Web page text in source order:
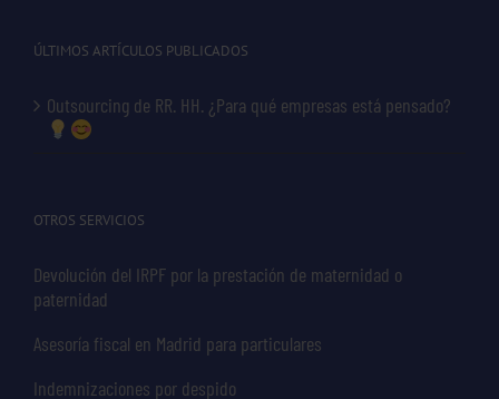
ÚLTIMOS ARTÍCULOS PUBLICADOS
Outsourcing de RR. HH. ¿Para qué empresas está pensado?
OTROS SERVICIOS
Devolución del IRPF por la prestación de maternidad o
paternidad
Asesoría fiscal en Madrid para particulares
Indemnizaciones por despido